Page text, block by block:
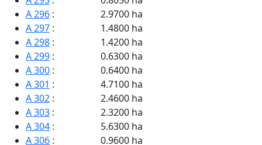
A 296 :
2.9700 ha
A 297 :
1.4800 ha
A 298 :
1.4200 ha
A 299 :
0.6300 ha
A 300 :
0.6400 ha
A 301 :
4.7100 ha
A 302 :
2.4600 ha
A 303 :
2.3200 ha
A 304 :
5.6300 ha
A 306 : 0.9600 ha